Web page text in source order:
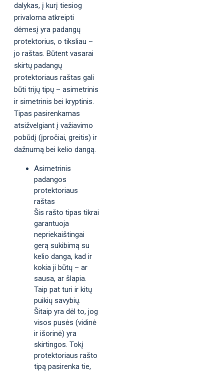
dalykas, į kurį tiesiog
privaloma atkreipti
dėmesį yra padangų
protektorius, o tiksliau –
jo raštas. Būtent vasarai
skirtų padangų
protektoriaus raštas gali
būti trijų tipų – asimetrinis
ir simetrinis bei kryptinis.
Tipas pasirenkamas
atsižvelgiant į važiavimo
pobūdį (įpročiai, greitis) ir
dažnumą bei kelio dangą.
Asimetrinis
padangos
protektoriaus
raštas
Šis rašto tipas tikrai
garantuoja
nepriekaištingai
gerą sukibimą su
kelio danga, kad ir
kokia ji būtų – ar
sausa, ar šlapia.
Taip pat turi ir kitų
puikių savybių.
Šitaip yra dėl to, jog
visos pusės (vidinė
ir išorinė) yra
skirtingos. Tokį
protektoriaus rašto
tipą pasirenka tie,